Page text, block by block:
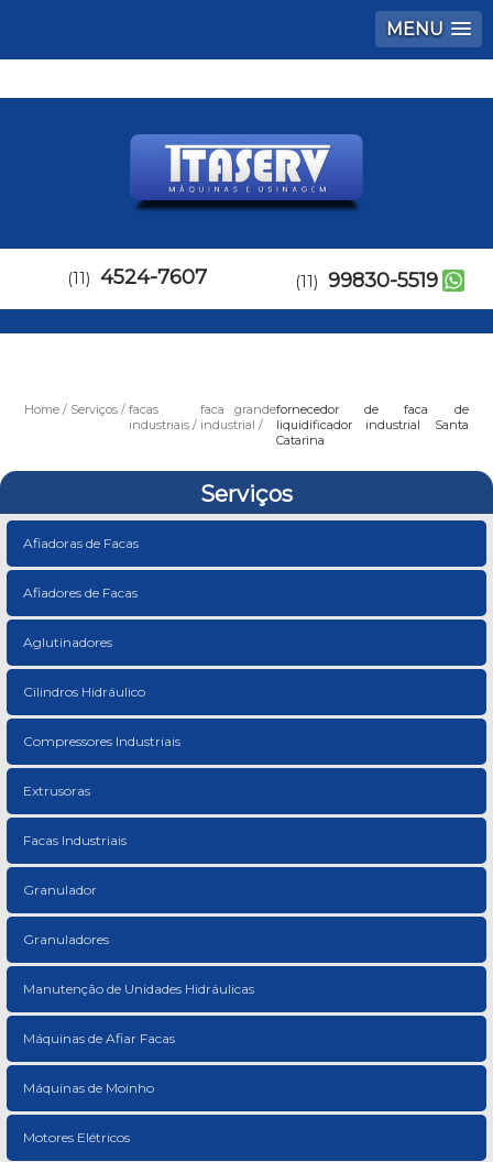
MENU
(11) 4524-7607 (11) 99830-5519
Home Serviços
facas
industriais
faca grande
industrial
fornecedor de faca de
liquidificador industrial Santa
Catarina
Serviços
Afiadoras de Facas
Afiadores de Facas
Aglutinadores
Cilindros Hidráulico
Compressores Industriais
Extrusoras
Facas Industriais
Granulador
Granuladores
Manutenção de Unidades Hidráulicas
Máquinas de Afiar Facas
Máquinas de Moinho
Motores Elétricos